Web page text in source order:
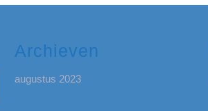
Archieven
augustus 2023